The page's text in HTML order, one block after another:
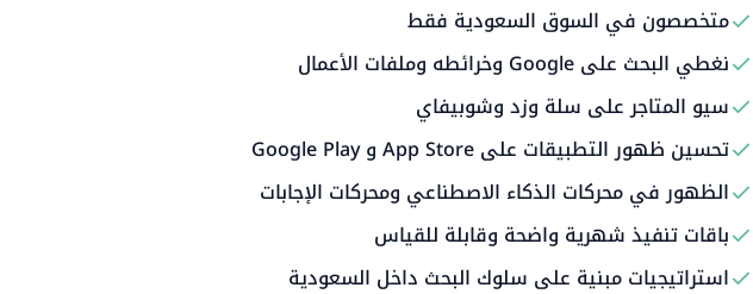
متخصصون في السوق السعودية فقط
نغطي البحث على Google وخرائطه وملفات الأعمال
سيو المتاجر على سلة وزد وشوبيفاي
تحسين ظهور التطبيقات على App Store و Google Play
الظهور في محركات الذكاء الاصطناعي ومحركات الإجابات
باقات تنفيذ شهرية واضحة وقابلة للقياس
استراتيجيات مبنية على سلوك البحث داخل السعودية